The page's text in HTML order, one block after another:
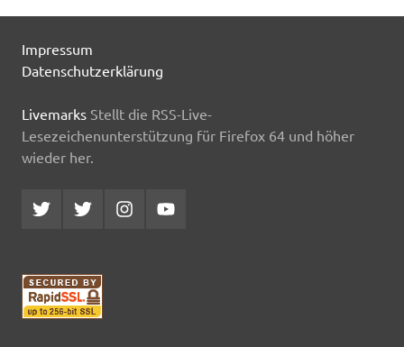
Impressum
Datenschutzerklärung
Livemarks Stellt die RSS-Live-
Lesezeichenunterstützung für Firefox 64 und höher
wieder her.
Twitter
MCDP
Twitter
Musicradiostation
InstagramYouTube